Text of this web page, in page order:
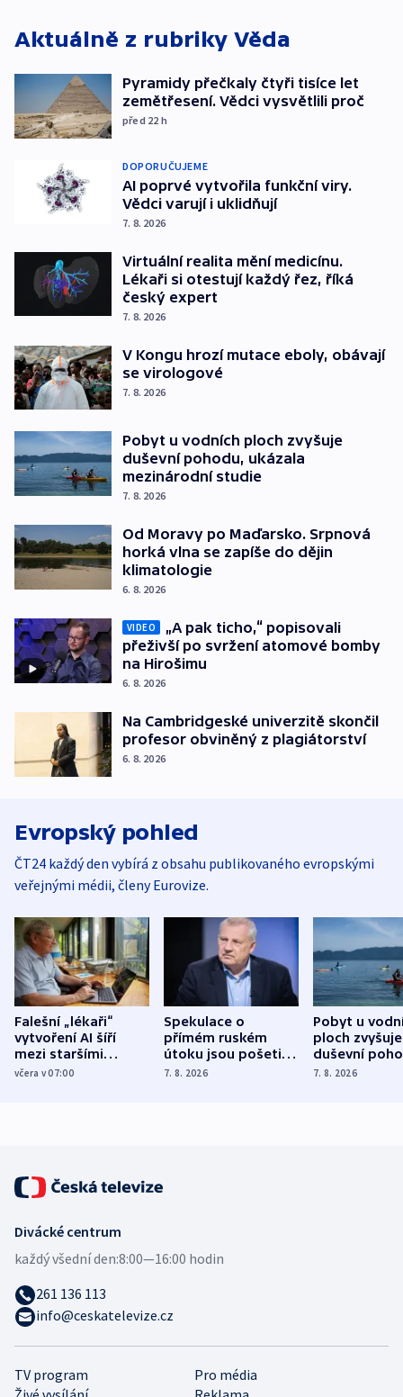
Aktuálně z rubriky Věda
Pyramidy přečkaly čtyři tisíce let
zemětřesení. Vědci vysvětlili proč
před 22 h
DOPORUČUJEME
AI poprvé vytvořila funkční viry.
Vědci varují i uklidňují
7. 8. 2026
Virtuální realita mění medicínu.
Lékaři si otestují každý řez, říká
český expert
7. 8. 2026
V Kongu hrozí mutace eboly, obávají
se virologové
7. 8. 2026
Pobyt u vodních ploch zvyšuje
duševní pohodu, ukázala
mezinárodní studie
7. 8. 2026
Od Moravy po Maďarsko. Srpnová
horká vlna se zapíše do dějin
klimatologie
6. 8. 2026
VIDEO
„A pak ticho,“ popisovali
přeživší po svržení atomové bomby
na Hirošimu
6. 8. 2026
Na Cambridgeské univerzitě skončil
profesor obviněný z plagiátorství
6. 8. 2026
Evropský pohled
ČT24 každý den vybírá z obsahu publikovaného evropskými
veřejnými médii, členy Eurovize.
Falešní „lékaři“
vytvoření AI šíří
mezi staršími
Poláky nebezpečné
včera v 07:00
Spekulace o
přímém ruském
útoku jsou pošetilé,
míní estonský
7. 8. 2026
Pobyt u
ploch zvyšuje
duševní
ukázala
7. 8. 2026
TV program
Pro média
Divácké centrum
každý všední den:8:00—16:00 hodin
261 136 113
info@ceskatelevize.cz